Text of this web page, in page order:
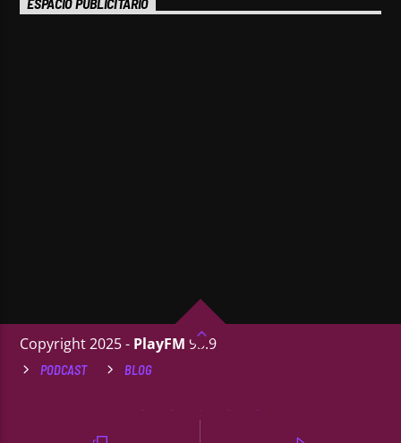
ESPACIO PUBLICITARIO
Copyright 2025 - PlayFM 95.9
PODCAST BLOG